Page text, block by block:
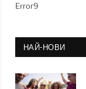
Error9
НАЙ-НОВИ